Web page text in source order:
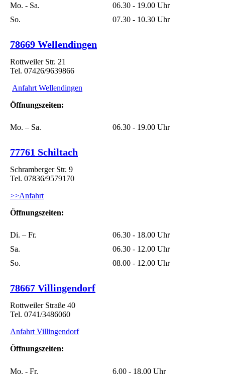
Mo. - Sa.
06.30 - 19.00 Uhr
So.
07.30 - 10.30 Uhr
78669 Wellendingen
Rottweiler Str. 21
Tel. 07426/9639866
Anfahrt Wellendingen
Öffnungszeiten:
Mo. – Sa. 06.30 - 19.00 Uhr
77761 Schiltach
Schramberger Str. 9
Tel. 07836/9579170
>>Anfahrt
Öffnungszeiten:
Di. – Fr.
06.30 - 18.00 Uhr
Sa.
06.30 - 12.00 Uhr
So.
08.00 - 12.00 Uhr
78667 Villingendorf
Rottweiler Straße 40
Tel. 0741/3486060
Anfahrt Villingendorf
Öffnungszeiten:
Mo. - Fr.
6.00 - 18.00 Uhr